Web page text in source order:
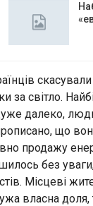
за світло.
далеко,
що
продажу
без уваги,
Місцеві
власна доля,